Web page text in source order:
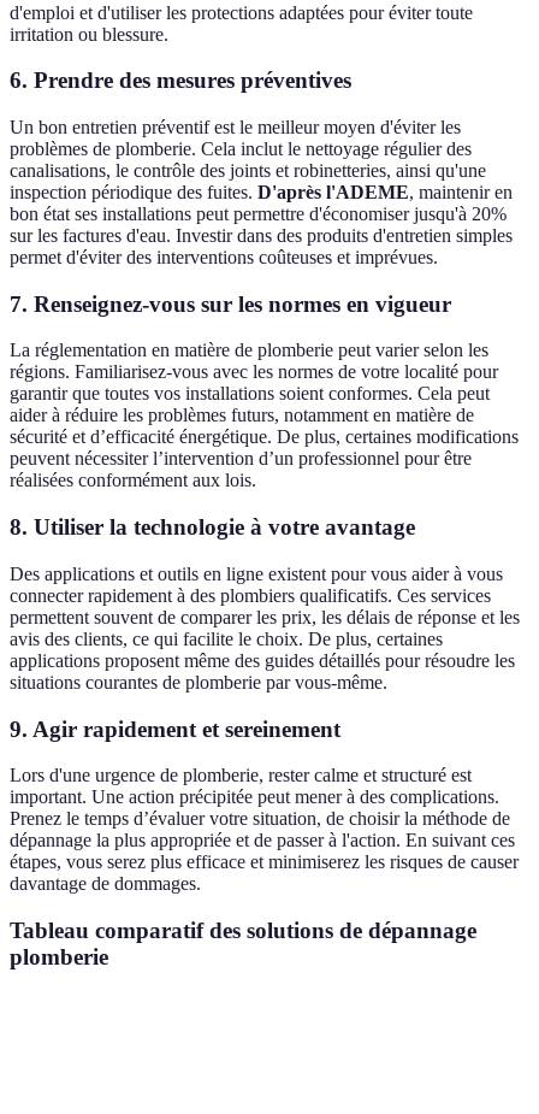
d'emploi et d'utiliser les protections adaptées pour éviter toute
irritation ou blessure.
6. Prendre des mesures préventives
Un bon entretien préventif est le meilleur moyen d'éviter les
problèmes de plomberie. Cela inclut le nettoyage régulier des
canalisations, le contrôle des joints et robinetteries, ainsi qu'une
inspection périodique des fuites. D'après l'ADEME, maintenir en
bon état ses installations peut permettre d'économiser jusqu'à 20%
sur les factures d'eau. Investir dans des produits d'entretien simples
permet d'éviter des interventions coûteuses et imprévues.
7. Renseignez-vous sur les normes en vigueur
La réglementation en matière de plomberie peut varier selon les
régions. Familiarisez-vous avec les normes de votre localité pour
garantir que toutes vos installations soient conformes. Cela peut
aider à réduire les problèmes futurs, notamment en matière de
sécurité et d’efficacité énergétique. De plus, certaines modifications
peuvent nécessiter l’intervention d’un professionnel pour être
réalisées conformément aux lois.
8. Utiliser la technologie à votre avantage
Des applications et outils en ligne existent pour vous aider à vous
connecter rapidement à des plombiers qualificatifs. Ces services
permettent souvent de comparer les prix, les délais de réponse et les
avis des clients, ce qui facilite le choix. De plus, certaines
applications proposent même des guides détaillés pour résoudre les
situations courantes de plomberie par vous-même.
9. Agir rapidement et sereinement
Lors d'une urgence de plomberie, rester calme et structuré est
important. Une action précipitée peut mener à des complications.
Prenez le temps d’évaluer votre situation, de choisir la méthode de
dépannage la plus appropriée et de passer à l'action. En suivant ces
étapes, vous serez plus efficace et minimiserez les risques de causer
davantage de dommages.
Tableau comparatif des solutions de dépannage
plomberie